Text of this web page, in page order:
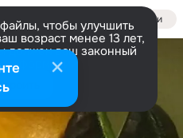
Войти
чтобы улучшить
возраст менее 13 лет,
должен ваш законный
информации